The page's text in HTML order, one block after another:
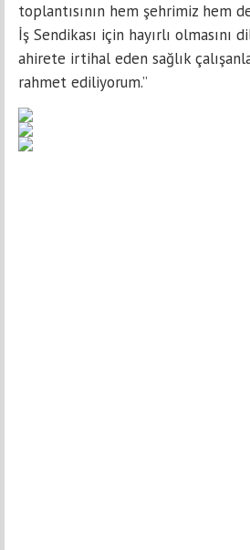
toplantısının hem şehrimiz hem
İş Sendikası için hayırlı olmasını
ahirete irtihal eden sağlık
rahmet ediliyorum.”